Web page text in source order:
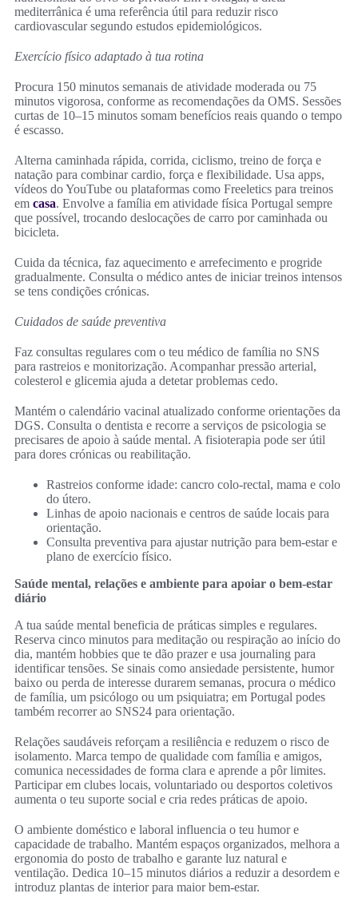
mediterrânica é uma referência útil para reduzir risco
cardiovascular segundo estudos epidemiológicos.
Exercício físico adaptado à tua rotina
Procura 150 minutos semanais de atividade moderada ou 75
minutos vigorosa, conforme as recomendações da OMS. Sessões
curtas de 10–15 minutos somam benefícios reais quando o tempo
é escasso.
Alterna caminhada rápida, corrida, ciclismo, treino de força e
natação para combinar cardio, força e flexibilidade. Usa apps,
vídeos do YouTube ou plataformas como Freeletics para treinos
em casa. Envolve a família em atividade física Portugal sempre
que possível, trocando deslocações de carro por caminhada ou
bicicleta.
Cuida da técnica, faz aquecimento e arrefecimento e progride
gradualmente. Consulta o médico antes de iniciar treinos intensos
se tens condições crónicas.
Cuidados de saúde preventiva
Faz consultas regulares com o teu médico de família no SNS
para rastreios e monitorização. Acompanhar pressão arterial,
colesterol e glicemia ajuda a detetar problemas cedo.
Mantém o calendário vacinal atualizado conforme orientações da
DGS. Consulta o dentista e recorre a serviços de psicologia se
precisares de apoio à saúde mental. A fisioterapia pode ser útil
para dores crónicas ou reabilitação.
Rastreios conforme idade: cancro colo-rectal, mama e colo
do útero.
Linhas de apoio nacionais e centros de saúde locais para
orientação.
Consulta preventiva para ajustar nutrição para bem-estar e
plano de exercício físico.
Saúde mental, relações e ambiente para apoiar o bem-estar
diário
A tua saúde mental beneficia de práticas simples e regulares.
Reserva cinco minutos para meditação ou respiração ao início do
dia, mantém hobbies que te dão prazer e usa journaling para
identificar tensões. Se sinais como ansiedade persistente, humor
baixo ou perda de interesse durarem semanas, procura o médico
de família, um psicólogo ou um psiquiatra; em Portugal podes
também recorrer ao SNS24 para orientação.
Relações saudáveis reforçam a resiliência e reduzem o risco de
isolamento. Marca tempo de qualidade com família e amigos,
comunica necessidades de forma clara e aprende a pôr limites.
Participar em clubes locais, voluntariado ou desportos coletivos
aumenta o teu suporte social e cria redes práticas de apoio.
O ambiente doméstico e laboral influencia o teu humor e
capacidade de trabalho. Mantém espaços organizados, melhora a
ergonomia do posto de trabalho e garante luz natural e
ventilação. Dedica 10–15 minutos diários a reduzir a desordem e
introduz plantas de interior para maior bem-estar.